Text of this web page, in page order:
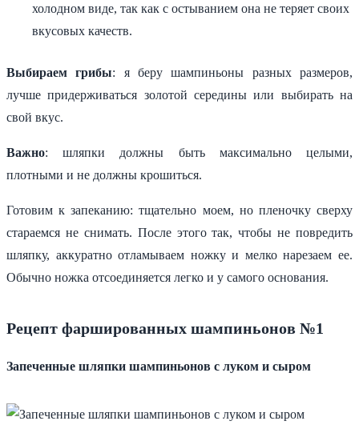
холодном виде, так как с остыванием она не теряет своих
вкусовых качеств.
Выбираем грибы: я беру шампиньоны разных размеров,
лучше придерживаться золотой середины или выбирать на
свой вкус.
Важно: шляпки должны быть максимально целыми,
плотными и не должны крошиться.
Готовим к запеканию: тщательно моем, но пленочку сверху
стараемся не снимать. После этого так, чтобы не повредить
шляпку, аккуратно отламываем ножку и мелко нарезаем ее.
Обычно ножка отсоединяется легко и у самого основания.
Рецепт фаршированных шампиньонов №1
Запеченные шляпки шампиньонов с луком и сыром